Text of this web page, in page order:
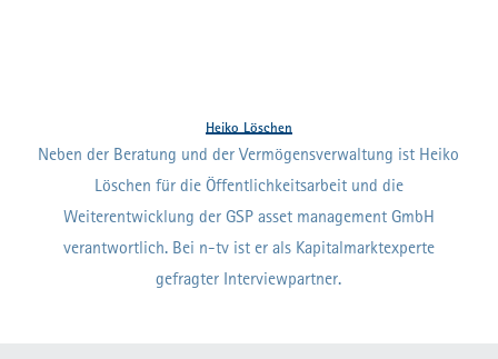
Heiko Löschen
Neben der Beratung und der Vermögensverwaltung ist Heiko
Löschen für die Öffentlichkeitsarbeit und die
Weiterentwicklung der GSP asset management GmbH
verantwortlich. Bei n-tv ist er als Kapitalmarktexperte
gefragter Interviewpartner.